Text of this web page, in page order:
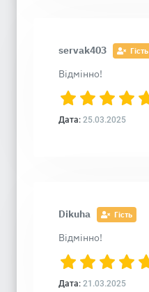
servak403 Гість
Відмінно!
Дата: 25.03.2025
Dikuha Гість
Відмінно!
Дата: 21.03.2025